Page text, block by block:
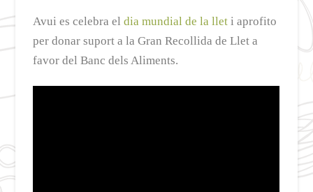
Avui es celebra eldia mundial de la llet i aprofito
per donar suport a la Gran Recollida de Llet a
favor del Banc dels Aliments.